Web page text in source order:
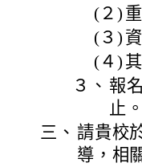
(２)
(３)
(４)
３、 報
止。
三、 請貴校
導，相